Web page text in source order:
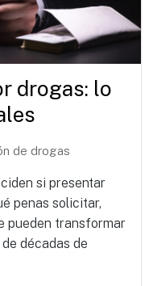
drogas: lo
de drogas
si presentar
penas solicitar,
pueden transformar
décadas de